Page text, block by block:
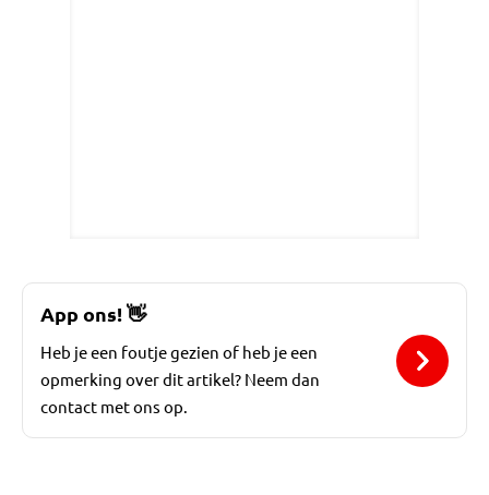
App ons!👋
Heb je een foutje gezien of heb je een
opmerking over dit artikel? Neem dan
contact met ons op.